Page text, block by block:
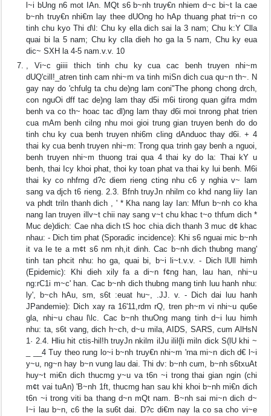
l~i bUng n6 mot IAn. MQt s6 b~nh truy€n nhiem d~c bi~t la cae
b~nh truy€n nhi€m lay thee dUOng ho hAp thuang phat tri~n co
tinh chu kyo Thi d\l: Chu ky ella dich sai la 3 nam; Chu k:Y Clla
quai bi la 5 nam; Chu ky clla dieh ho ga la 5 nam, Chu ky eua
dic~ SXH la 4-5 nam.v.v. 10
, Vi~c giiii thich tinh chu ky cua cac benh truyen nhi~m
dUQ'cill!_atren tinh cam nhi~m va tinh miSn dich cua qu~n th~. N
gay nay do 'chfulg ta chu de)ng lam coni"The phong chong drch,
con nguOi dff tac de)ng lam thay d5i m6i tirong quan gifra mdm
benh va co th~ hoac tac dl)ng lam thay d6i moi tnrong phat trien
cua mAm benh cilng nhu moi gioi trung gian truyen benh do do
tinh chu ky cua benh truyen nhi6m cling dAnduoc thay d6i. + 4
thai ky cua benh truyen nhi~m: Trong qua trinh gay benh a nguoi,
benh truyen nhi~m thuong trai qua 4 thai ky do la: Thai kY u
benh, thai Icy khoi phat, thoi ky toan phat va thai ky lui benh. M6i
thai ky co nhfrng d?c diem rieng cting nhu c6 y nghia v~ lam
sang va djch t6 rieng. 2.3. Bfnh truyJn nhilm co khd nang liiy Ian
va phdt triln thanh dich , ' * Kha nang lay Ian: Mfun b~nh co kha
nang Ian truyen illv~t chii nay sang v~t chu khac t~o thfum dich *
Muc de)dich: Cae nha dich tS hoc chia dich thanh 3 muc d¢ khac
nhau: - Dich tim phat (Sporadic incidence): Khi s6 nguai mic b~nh
it va Ie te a m¢t s6 nm nh,it dinh. Cac b~nh dich thubng mang'
tinh tan phcit nhu: ho ga, quai bi, b~i li~t.v.v. - Dich lUll himh
(Epidemic): Khi dieh xily fa a di~n f¢ng han, lau han, nhi~u
ng:rC1i m~c' han. Cac b~nh dich thubng mang tinh luu hanh nhu:
ly', b~ch hAu, sm, s6t :euat hu~, .JJ. v. - Dich dai luu hanh
JPandemie): Dich xay ra 16'11,rdm rQ, tren ph~m vi nhi~u qu6e
gla, nhi~u chau l\lc. Cac b~nh thuOng mang tinh d~i luu himh
nhu: ta, s6t vang, dich h~ch, d~u mila, AIDS, SARS, cum AlHsN
1· 2.4. Hliu hit ctis-hil!h truyJn nkilm ilJu ilil{li miln dick S(lU khi ~
_ __4 Tuy theo rung lo~i b~nh truy€n nhi~m 'rna mi~n dich d€ l~i
y~u, ng~n hay b~n vung lau dai. Thi dv: b~nh cum, b~nh s6txuAt
huy~t mi€n dich thucmg y~u va t6n ~i trong thai gian ngin (chi
m¢t vai tuAn) 'B~nh 1ft, thucmg han sau khi khoi b~nh mi€n dich
t6n ~i trong viti ba thang d~n mQt nam. B~nh sai mi~n dich d~
I~i lau b~n, c6 the la su6t dai. D?c di€m nay la co sa cho vi~e